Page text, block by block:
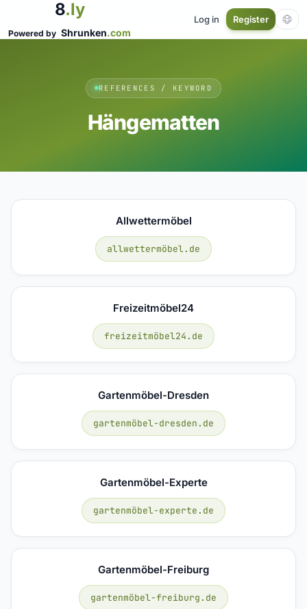
8.ly
Powered by Shrunken.com
Log in Register
REFERENCES / KEYWORD
Hängematten
Allwettermöbel
allwettermöbel.de
Freizeitmöbel24
freizeitmöbel24.de
Gartenmöbel-Dresden
gartenmöbel-dresden.de
Gartenmöbel-Experte
gartenmöbel-experte.de
Gartenmöbel-Freiburg
gartenmöbel-freiburg.de